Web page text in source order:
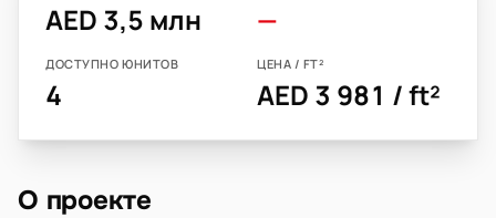
AED 3,5 млн —
ДОСТУПНО ЮНИТОВ
4
ЦЕНА / FT²
AED 3 981 / ft²
О проекте